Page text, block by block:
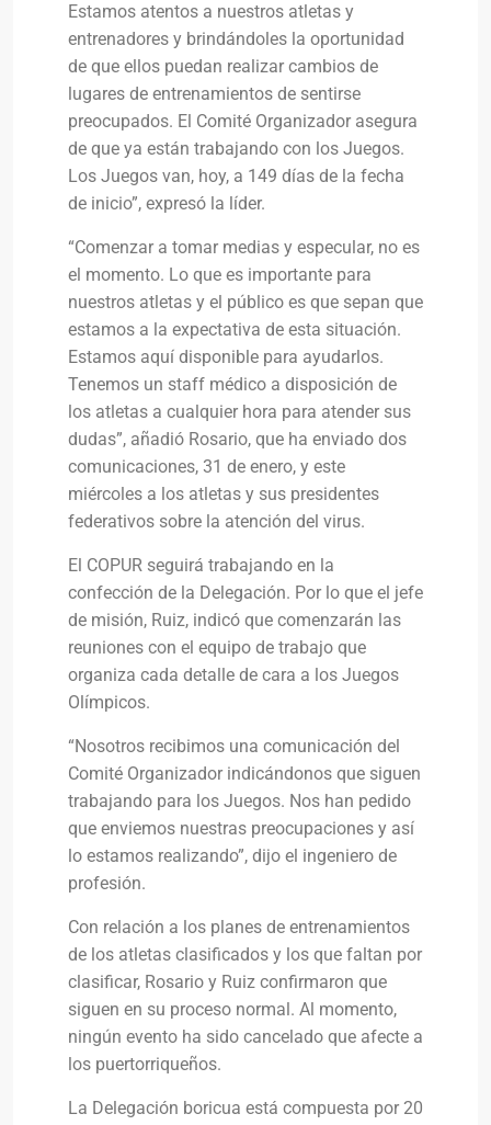
Estamos atentos a nuestros atletas y
entrenadores y brindándoles la oportunidad
de que ellos puedan realizar cambios de
lugares de entrenamientos de sentirse
preocupados. El Comité Organizador asegura
de que ya están trabajando con los Juegos.
Los Juegos van, hoy, a 149 días de la fecha
de inicio”, expresó la líder.
“Comenzar a tomar medias y especular, no es
el momento. Lo que es importante para
nuestros atletas y el público es que sepan que
estamos a la expectativa de esta situación.
Estamos aquí disponible para ayudarlos.
Tenemos un staff médico a disposición de
los atletas a cualquier hora para atender sus
dudas”, añadió Rosario, que ha enviado dos
comunicaciones, 31 de enero, y este
miércoles a los atletas y sus presidentes
federativos sobre la atención del virus.
El COPUR seguirá trabajando en la
confección de la Delegación. Por lo que el jefe
de misión, Ruiz, indicó que comenzarán las
reuniones con el equipo de trabajo que
organiza cada detalle de cara a los Juegos
Olímpicos.
“Nosotros recibimos una comunicación del
Comité Organizador indicándonos que siguen
trabajando para los Juegos. Nos han pedido
que enviemos nuestras preocupaciones y así
lo estamos realizando”, dijo el ingeniero de
profesión.
Con relación a los planes de entrenamientos
de los atletas clasificados y los que faltan por
clasificar, Rosario y Ruiz confirmaron que
siguen en su proceso normal. Al momento,
ningún evento ha sido cancelado que afecte a
los puertorriqueños.
La Delegación boricua está compuesta por 20